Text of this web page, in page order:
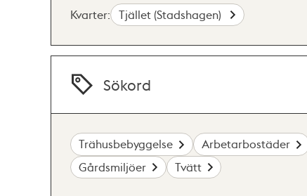
Kvarter: Tjället (Stadshagen)
Sökord
Trähusbebyggelse
Arbetarbostäder
Gårdsmiljöer
Tvätt